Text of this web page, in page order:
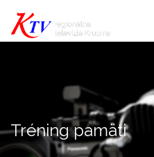
Tréning pamäti